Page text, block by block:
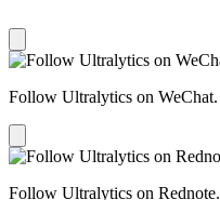
Follow Ultralytics on WeChat.
Follow Ultralytics on Rednote.